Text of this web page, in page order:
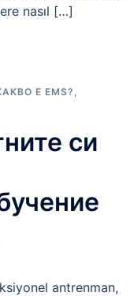
nasıl […]
Е EMS?,
си
antrenman,